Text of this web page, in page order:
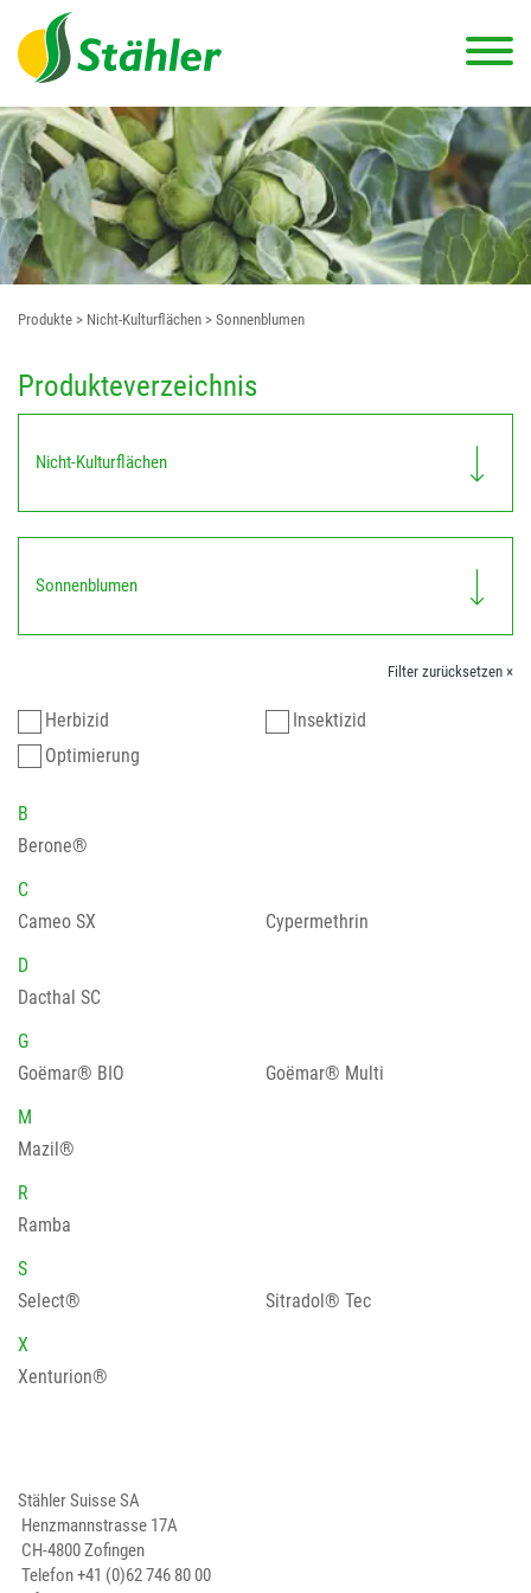
Produkte > Nicht-Kulturflächen > Sonnenblumen
Produkteverzeichnis
Nicht-Kulturflächen
Sonnenblumen
Filter zurücksetzen ×
Herbizid
Insektizid
Optimierung
B
Berone®
C
Cameo SX
Cypermethrin
D
Dacthal SC
G
Goëmar® BIO
Goëmar® Multi
M
Mazil®
R
Ramba
S
Select®
Sitradol® Tec
X
Xenturion®
Stähler Suisse SA
Henzmannstrasse 17A
CH-4800 Zofingen
Telefon+41 (0)62 746 80 00